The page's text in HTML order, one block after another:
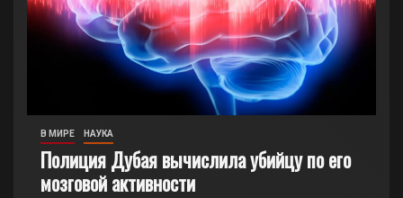
В МИРЕ НАУКА
Полиция Дубая вычислила убийцу по его
мозговой активности